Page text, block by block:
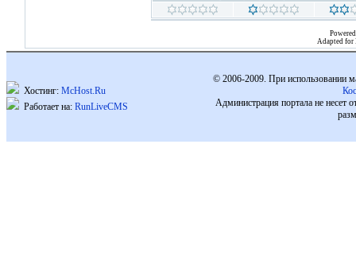
Adapted for
Хостинг: McHost.Ru
Работает на: RunLiveCMS
© 2006-2009. При использовании
Администрация портала не несет